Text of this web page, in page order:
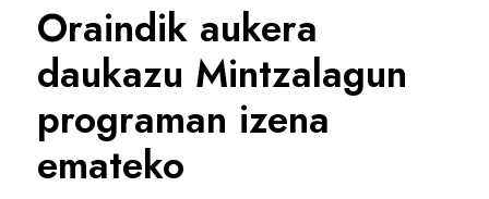
Oraindik aukera
daukazu Mintzalagun
programan izena
emateko